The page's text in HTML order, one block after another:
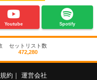
Youtube Spotify
セットリスト数
472,280
約 ｜ 運営会社